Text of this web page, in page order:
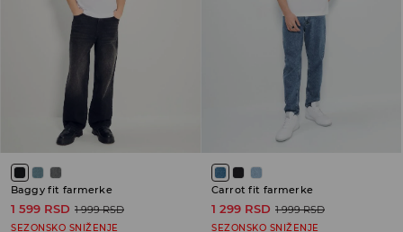
Baggy fit farmerke
1 599 RSD 1 999 RSD
SEZONSKO SNIŽENJE
Carrot fit farmerke
1 299 RSD 1 999 RSD
SEZONSKO SNIŽENJE